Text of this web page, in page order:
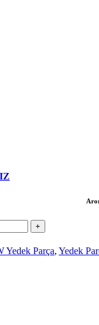
Yedek Parça, Yedek